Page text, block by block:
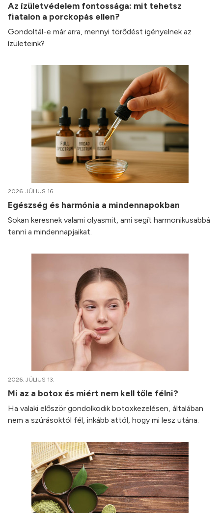
Az ízületvédelem fontossága: mit tehetsz
fiatalon a porckopás ellen?
Gondoltál-e már arra, mennyi törődést igényelnek az
ízületeink?
2026. JÚLIUS 16.
Egészség és harmónia a mindennapokban
Sokan keresnek valami olyasmit, ami segít harmonikusabbá
tenni a mindennapjaikat.
2026. JÚLIUS 13.
Mi az a botox és miért nem kell tőle félni?
Ha valaki először gondolkodik botoxkezelésen, általában
nem a szúrásoktól fél, inkább attól, hogy mi lesz utána.